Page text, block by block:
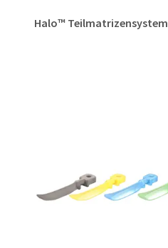
Halo™ Teilmatrizensystem